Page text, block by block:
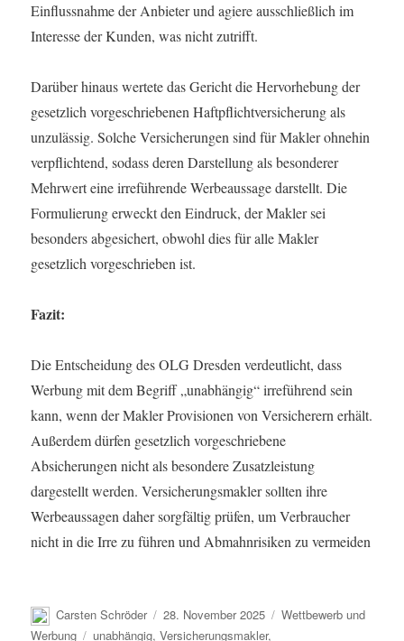
Einflussnahme der Anbieter und agiere ausschließlich im
Interesse der Kunden, was nicht zutrifft.
Darüber hinaus wertete das Gericht die Hervorhebung der
gesetzlich vorgeschriebenen Haftpflichtversicherung als
unzulässig. Solche Versicherungen sind für Makler ohnehin
verpflichtend, sodass deren Darstellung als besonderer
Mehrwert eine irreführende Werbeaussage darstellt. Die
Formulierung erweckt den Eindruck, der Makler sei
besonders abgesichert, obwohl dies für alle Makler
gesetzlich vorgeschrieben ist.
Fazit:
Die Entscheidung des OLG Dresden verdeutlicht, dass
Werbung mit dem Begriff „unabhängig“ irreführend sein
kann, wenn der Makler Provisionen von Versicherern erhält.
Außerdem dürfen gesetzlich vorgeschriebene
Absicherungen nicht als besondere Zusatzleistung
dargestellt werden. Versicherungsmakler sollten ihre
Werbeaussagen daher sorgfältig prüfen, um Verbraucher
nicht in die Irre zu führen und Abmahnrisiken zu vermeiden
Autor
Carsten Schröder
Veröffentlicht
am
28. November 2025 Kategorien
Wettbewerb und
Werbung
Schlagwörter
unabhängig,Versicherungsmakler,